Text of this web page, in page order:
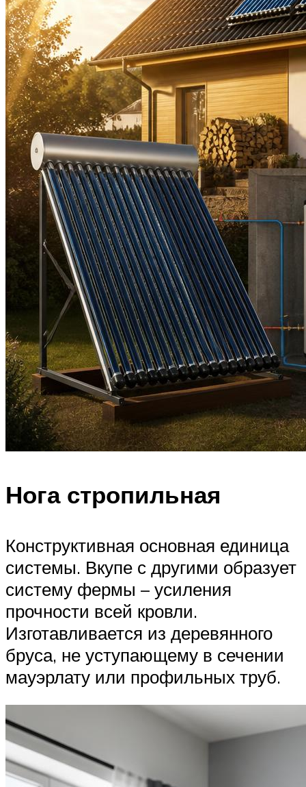
Нога стропильная
Конструктивная основная единица
системы. Вкупе с другими образует
систему фермы – усиления
прочности всей кровли.
Изготавливается из деревянного
бруса, не уступающему в сечении
мауэрлату или профильных труб.